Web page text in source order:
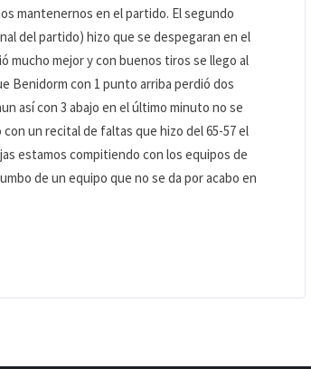
mantenernos en el partido. El segundo
del partido) hizo que se despegaran en el
mucho mejor y con buenos tiros se llego al
Benidorm con 1 punto arriba perdió dos
así con 3 abajo en el último minuto no se
un recital de faltas que hizo del 65-57 el
estamos compitiendo con los equipos de
de un equipo que no se da por acabo en